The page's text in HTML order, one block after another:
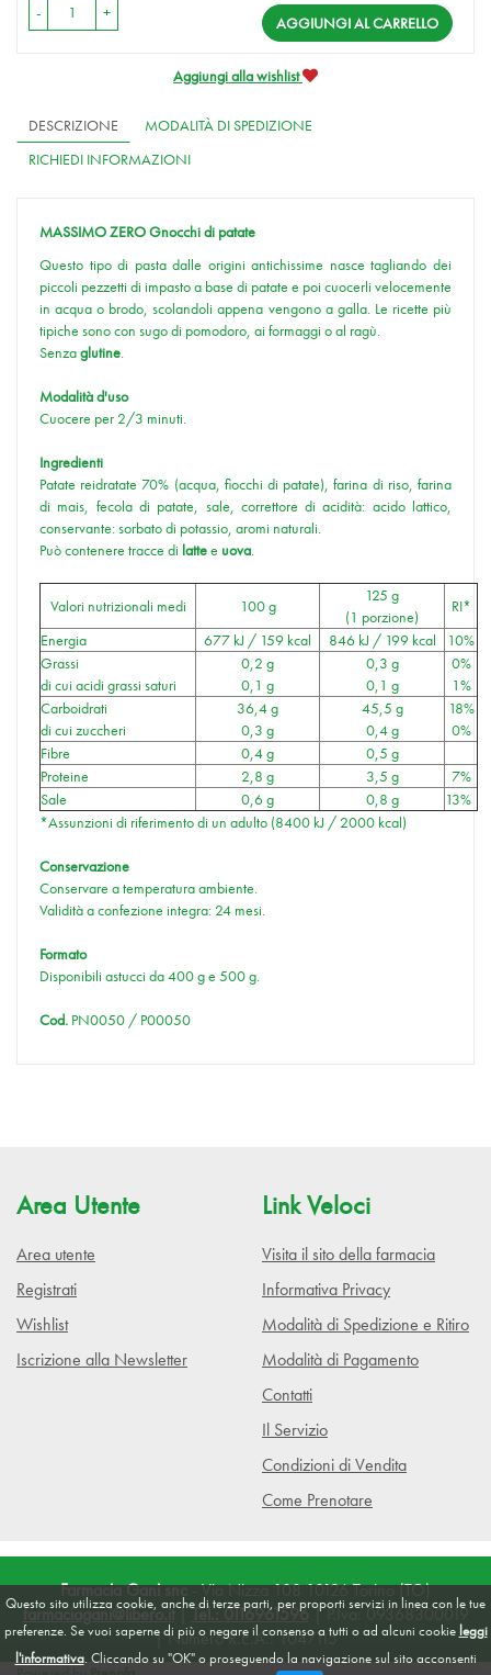
Questo sito utilizza cookie, anche di terze parti, per proporti servizi in linea con le tue
preferenze. Se vuoi saperne di più o negare il consenso a tutti o ad alcuni cookie leggi
l'informativa. Cliccando su "OK" o proseguendo la navigazione sul sito acconsenti
- +
AGGIUNGI AL CARRELLO
Aggiungi alla wishlist
DESCRIZIONE
MODALITÀ DI SPEDIZIONE
RICHIEDI INFORMAZIONI
MASSIMO ZERO Gnocchi di patate
Questo tipo di pasta dalle origini antichissime nasce tagliando dei
piccoli pezzetti di impasto a base di patate e poi cuocerli velocemente
in acqua o brodo, scolandoli appena vengono a galla. Le ricette più
tipiche sono con sugo di pomodoro, ai formaggi o al ragù.
Senzaglutine.
Modalità d'uso
Cuocere per 2/3 minuti.
Ingredienti
Patate reidratate 70% (acqua, fiocchi di patate), farina di riso, farina
di mais, fecola di patate, sale, correttore di acidità: acido lattico,
conservante: sorbato di potassio, aromi naturali.
Può contenere tracce di lattee uova.
Valori nutrizionali medi 100 g
125 g
(1 porzione)
RI*
Energia
677 kJ / 159 kcal 846 kJ / 199 kcal
10%
Grassi
di cui acidi grassi saturi
0,2 g
0,1 g
0,3 g
0,1 g
0%
1%
Carboidrati
di cui zuccheri
36,4 g
0,3 g
45,5 g
0,4 g
18%
0%
Fibre
0,4 g
0,5 g
Proteine
2,8 g 3,5 g
7%
Sale
0,6 g 0,8 g
13%
*Assunzioni di riferimento di un adulto (8400 kJ / 2000 kcal)
Conservazione
Conservare a temperatura ambiente.
Validità a confezione integra: 24 mesi.
Formato
Disponibili astucci da 400 g e 500 g.
Cod. PN0050 / P00050
Area Utente
Area utente
Registrati
Wishlist
Iscrizione alla Newsletter
Link Veloci
Visita il sito della farmacia
Informativa Privacy
Modalità di Spedizione e Ritiro
Modalità di Pagamento
Contatti
Il Servizio
Condizioni di Vendita
Come Prenotare
Farmacia Gani snc- Via Nizza 108 10126 Torino (TO)
farmaciagani@libero.it|Tel.: 0116961596| P.Iva: 09368300019
| Numero R.E.A.: 1047115